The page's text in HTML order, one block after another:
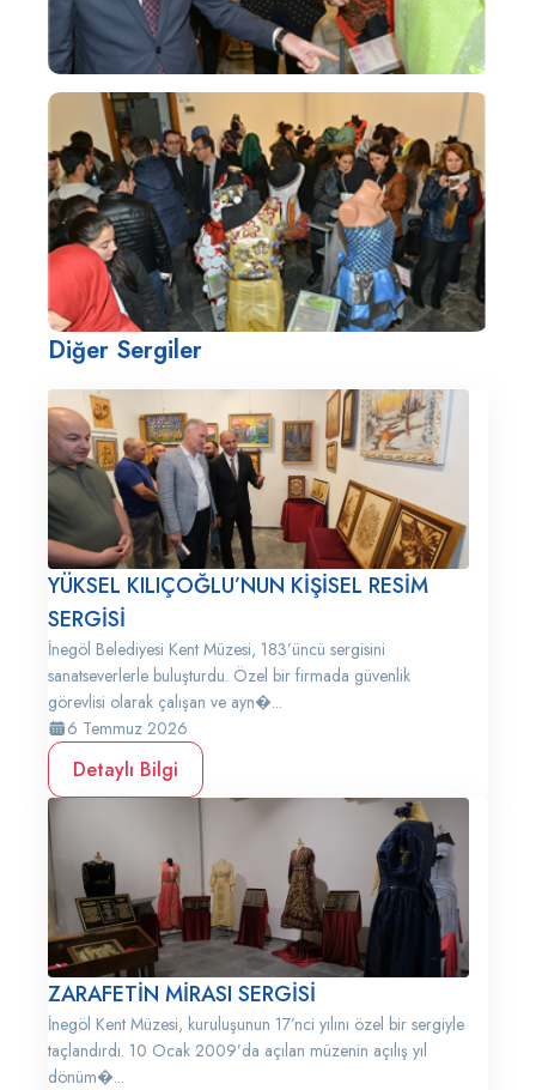
Diğer Sergiler
YÜKSEL KILIÇOĞLU’NUN KİŞİSEL RESİM
SERGİSİ
İnegöl Belediyesi Kent Müzesi, 183’üncü sergisini
sanatseverlerle buluşturdu. Özel bir firmada güvenlik
görevlisi olarak çalışan ve ayn�...
6 Temmuz 2026
Detaylı Bilgi
ZARAFETİN MİRASI SERGİSİ
İnegöl Kent Müzesi, kuruluşunun 17’nci yılını özel bir sergiyle
taçlandırdı. 10 Ocak 2009’da açılan müzenin açılış yıl
dönüm�...